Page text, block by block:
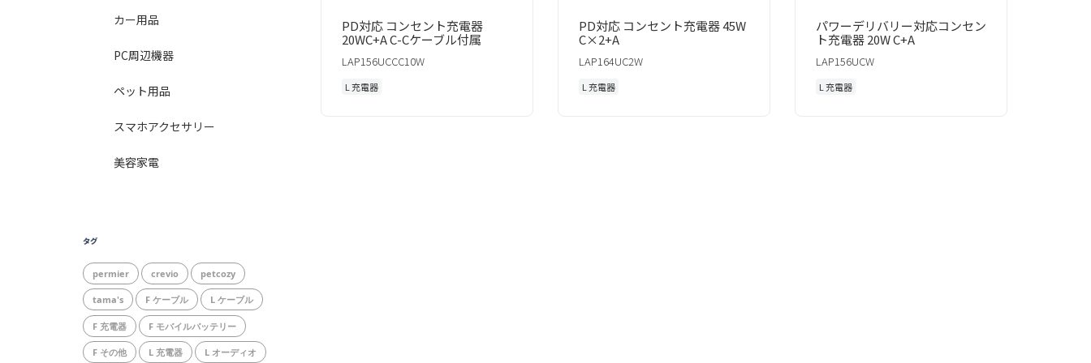
カー用品
PC周辺機器
ペット用品
スマホアクセサリー
美容家電
タグ
permier crevio petcozy
tama's F ケーブル L ケーブル
F 充電器 F モバイルバッテリー
F その他 L 充電器 L オーディオ
PD対応 コンセント充電器
20WC+A C-Cケーブル付属
LAP156UCCC10W
L 充電器
PD対応 コンセント充電器 45W
C×2+A
LAP164UC2W
L 充電器
パワーデリバリー対応コンセン
ト充電器 20W C+A
LAP156UCW
L 充電器